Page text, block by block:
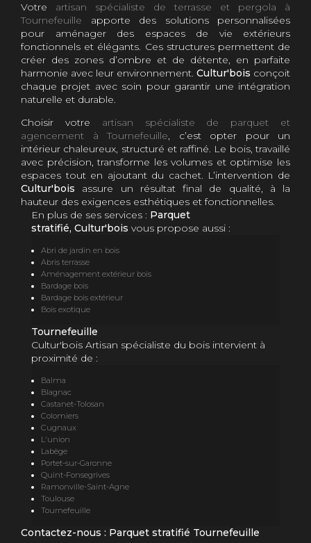
Votre artisan spécialiste de terrasse et pergola à
Tournefeuille apporte des solutions personnalisées
pour aménager des espaces de vie extérieurs
fonctionnels et élégants. Ces structures permettent de
créer des zones d’ombre et de détente, en parfaite
harmonie avec leur environnement. Cultur'bois conçoit
chaque projet avec soin pour garantir une intégration
naturelle et durable.
Choisir votre artisan spécialiste de parquet et
agencement à Tournefeuille, c’est opter pour un
intérieur chaleureux, structuré et raffiné. Le bois, travaillé
avec précision, transforme les volumes et optimise les
espaces tout en ajoutant du cachet. L’intervention de
Cultur'bois assure un résultat final de qualité, à la
hauteur des exigences esthétiques et fonctionnelles.
En plus de ses services : Parquet
stratifié, Cultur'bois vous propose aussi :
Abri de jardin en bois
Abris terrasse
Aménagement extérieur bois
Bardage bois
Bardage bois extérieur
Bois exotique
Tournefeuille
Cultur'bois Artisan spécialiste du bois intervient à
proximité de :
Balma
Blagnac
Castanet-Tolosan
Colomiers
Cugnaux
L'union
Labège
Portet-sur-Garonne
Quint-Fonsegrives
Ramonville-Saint-Agne
Toulouse
Tournefeuille
Contactez-nous : Parquet stratifié Tournefeuille